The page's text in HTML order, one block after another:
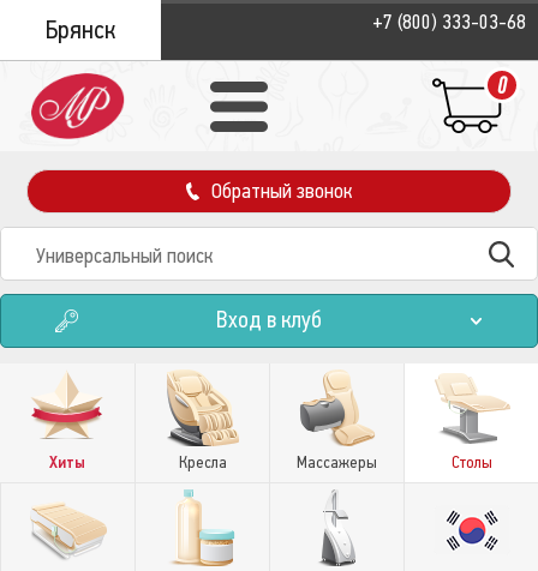
Брянск +7 (800) 333-03-68
0
Обратный звонок
Вход в клуб
Хиты Кресла Массажеры Столы